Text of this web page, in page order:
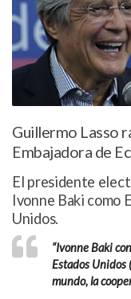
Guillermo Lasso
Embajadora de
El presidente
Ivonne Baki como
Unidos.
“Ivonne Baki
Estados Unidos
mundo, la